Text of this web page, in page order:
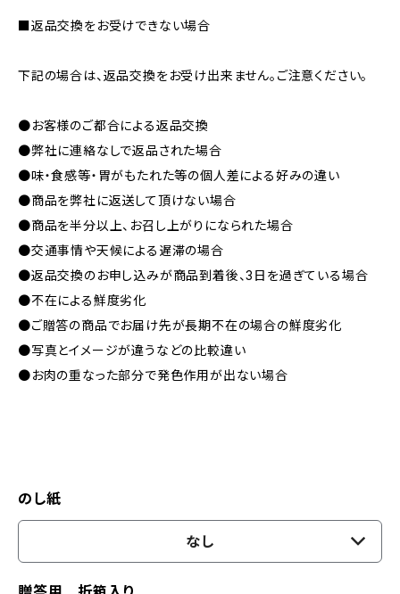
■返品交換をお受けできない場合
下記の場合は、返品交換をお受け出来ません。ご注意ください。
●お客様のご都合による返品交換
●弊社に連絡なしで返品された場合
●味・食感等・胃がもたれた等の個人差による好みの違い
●商品を弊社に返送して頂けない場合
●商品を半分以上、お召し上がりになられた場合
●交通事情や天候による遅滞の場合
●返品交換のお申し込みが商品到着後、3日を過ぎている場合
●不在による鮮度劣化
●ご贈答の商品でお届け先が長期不在の場合の鮮度劣化
●写真とイメージが違うなどの比較違い
●お肉の重なった部分で発色作用が出ない場合
のし紙
なし